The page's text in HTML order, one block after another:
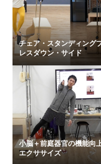
チェア・スタンディング
レスダウン・サイド
小脳＋前庭器官の機能向
エクササイズ